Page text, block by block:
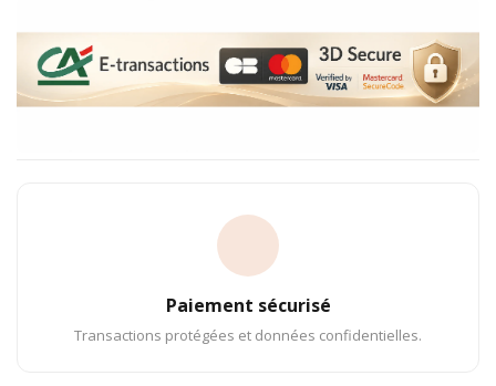
Paiement sécurisé
Transactions protégées et données confidentielles.